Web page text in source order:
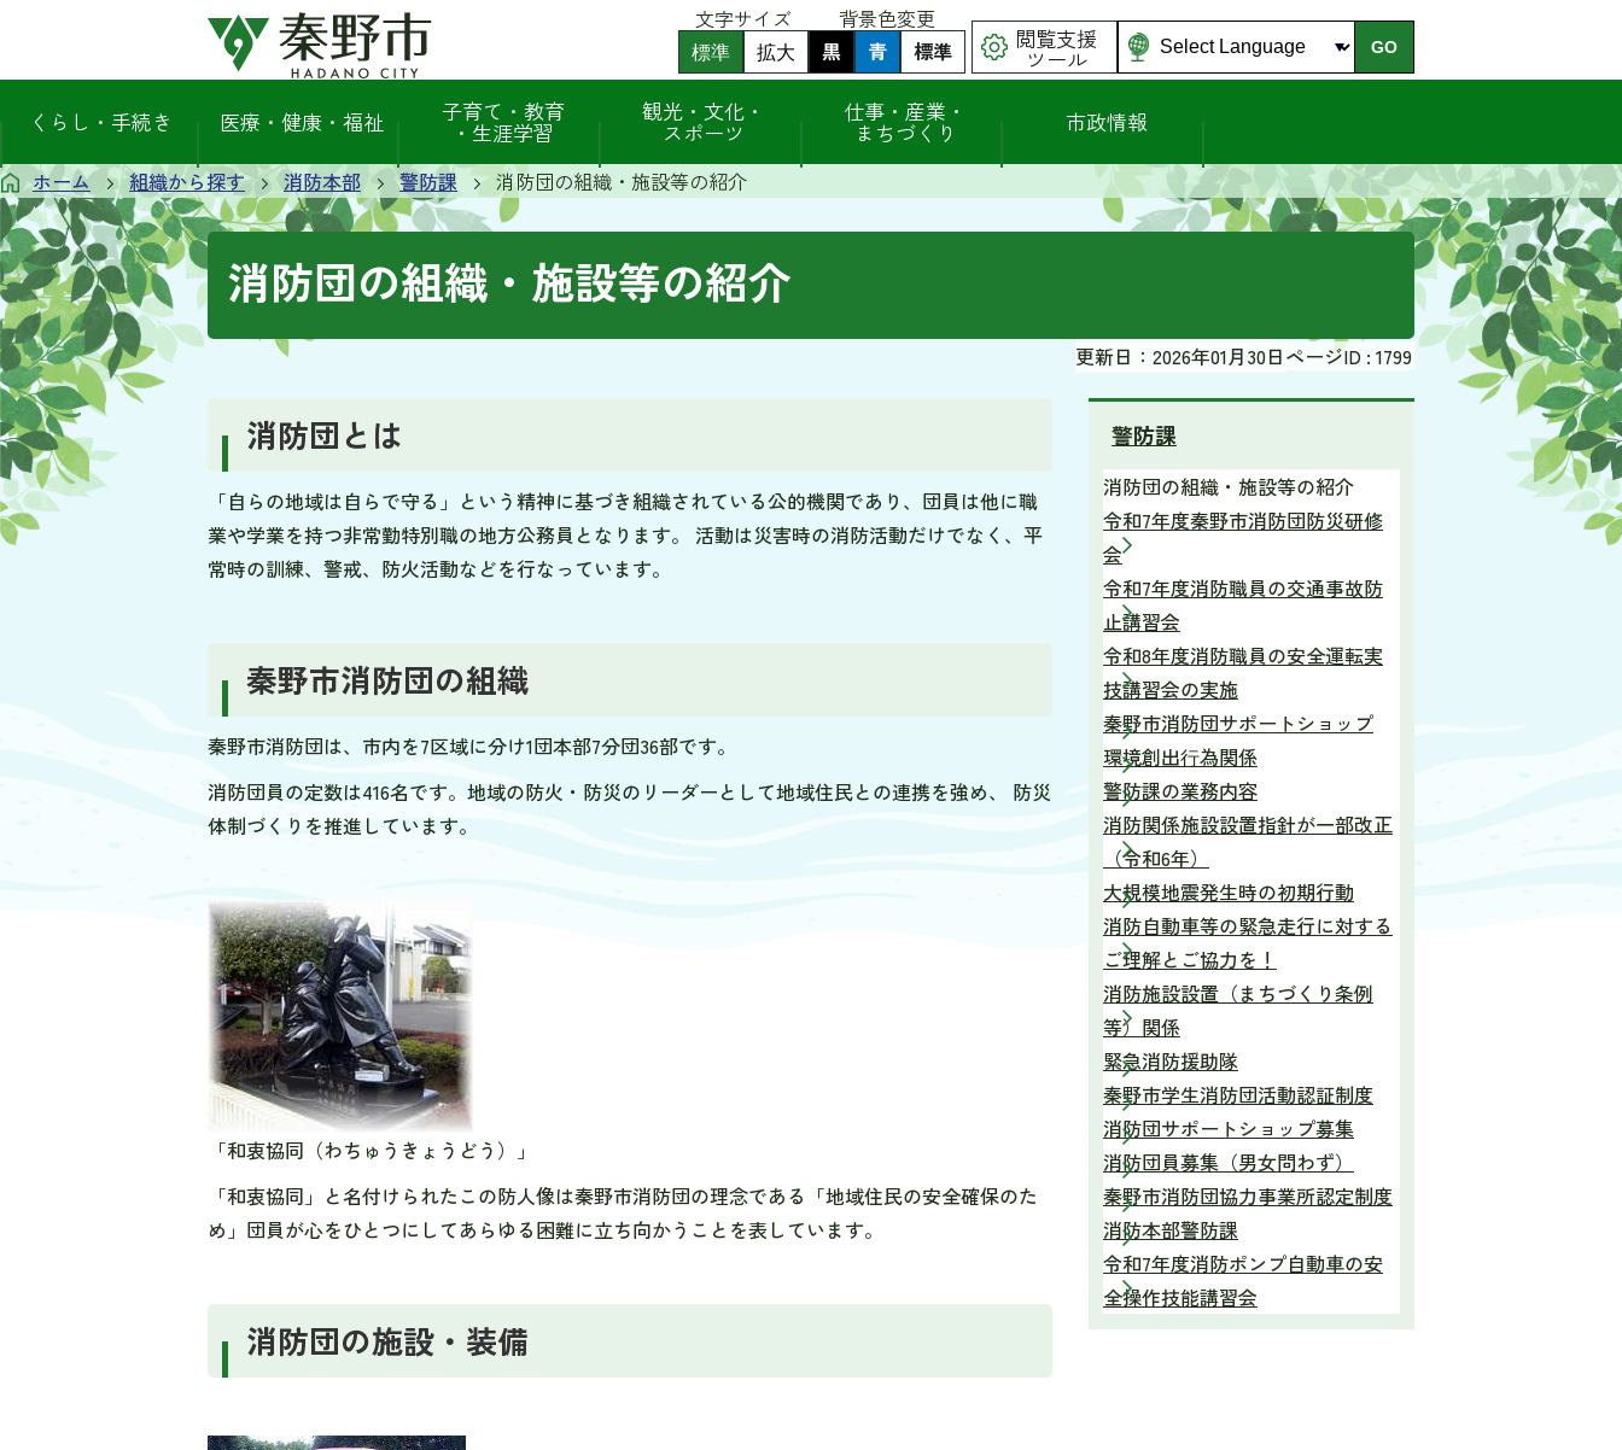
文字サイズ
標準
初
期
態
）
拡大
態
背景色変更
黒
景
色
を
黒
色
に
る
青
景
色
を
青
色
に
る
標準
景
色
を
戻
閲覧支援
ツール GO
くらし・手続き 医療・健康・福祉 子育て・教育
・生涯学習
観光・文化・
スポーツ
仕事・産業・
まちづくり 市政情報
ホーム 組織から探す 消防本部 警防課 消防団の組織・施設等の紹介
消防団の組織・施設等の紹介
更新日：2026年01月30日ページID : 1799
消防団とは
「自らの地域は自らで守る」という精神に基づき組織されている公的機関であり、団員は他に職
業や学業を持つ非常勤特別職の地方公務員となります。 活動は災害時の消防活動だけでなく、平
常時の訓練、警戒、防火活動などを行なっています。
秦野市消防団の組織
秦野市消防団は、市内を7区域に分け1団本部7分団36部です。
消防団員の定数は416名です。地域の防火・防災のリーダーとして地域住民との連携を強め、 防災
体制づくりを推進しています。
「和衷協同（わちゅうきょうどう）」
「和衷協同」と名付けられたこの防人像は秦野市消防団の理念である「地域住民の安全確保のた
め」団員が心をひとつにしてあらゆる困難に立ち向かうことを表しています。
消防団の施設・装備
警防課
消防団の組織・施設等の紹介
令和7年度秦野市消防団防災研修
会
令和7年度消防職員の交通事故防
止講習会
令和8年度消防職員の安全運転実
技講習会の実施
秦野市消防団サポートショップ
環境創出⾏為関係
警防課の業務内容
消防関係施設設置指針が一部改正
（令和6年）
大規模地震発生時の初期行動
消防自動車等の緊急走行に対する
ご理解とご協力を！
消防施設設置（まちづくり条例
等）関係
緊急消防援助隊
秦野市学生消防団活動認証制度
消防団サポートショップ募集
消防団員募集（男女問わず）
秦野市消防団協力事業所認定制度
消防本部警防課
令和7年度消防ポンプ自動車の安
全操作技能講習会